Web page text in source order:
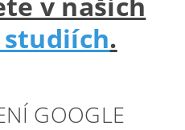
.
GOOGLE